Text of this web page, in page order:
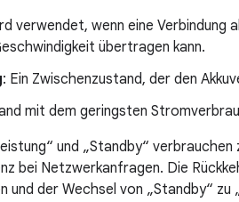
verwendet, wenn eine
übertragen kann.
: Ein Zwischenzustand, der den
mit dem geringsten
und „Standby“
bei Netzwerkanfragen. Die
und der Wechsel von „Standby“ zu